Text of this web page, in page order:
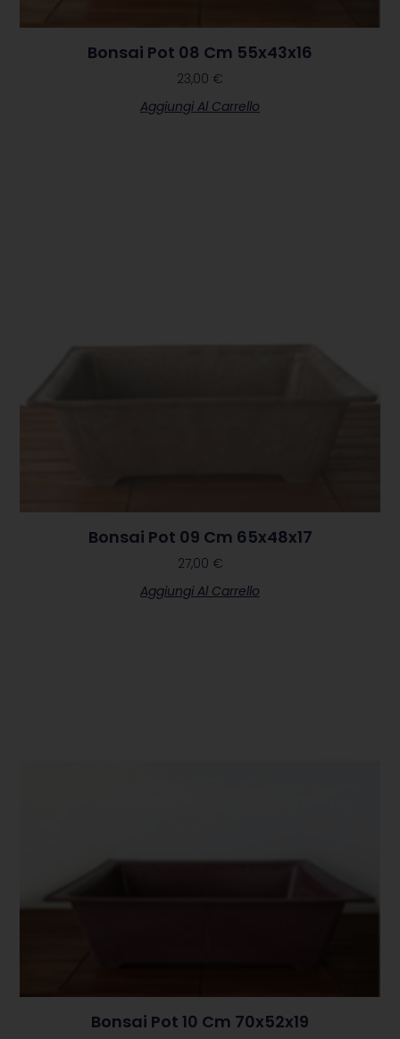
Bonsai Pot 08 Cm 55x43x16
23,00 €
Aggiungi Al Carrello
Bonsai Pot 09 Cm 65x48x17
27,00 €
Aggiungi Al Carrello
Bonsai Pot 10 Cm 70x52x19